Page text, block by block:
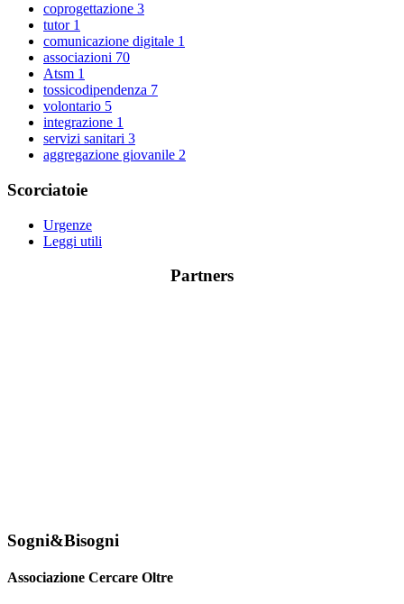
coprogettazione 3
tutor 1
comunicazione digitale 1
associazioni 70
Atsm 1
tossicodipendenza 7
volontario 5
integrazione 1
servizi sanitari 3
aggregazione giovanile 2
Scorciatoie
Urgenze
Leggi utili
Partners
Sogni&Bisogni
Associazione Cercare Oltre